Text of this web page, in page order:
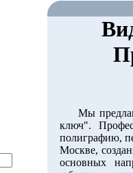
Мы
ключ".
полиграфию,
Москве,
основных